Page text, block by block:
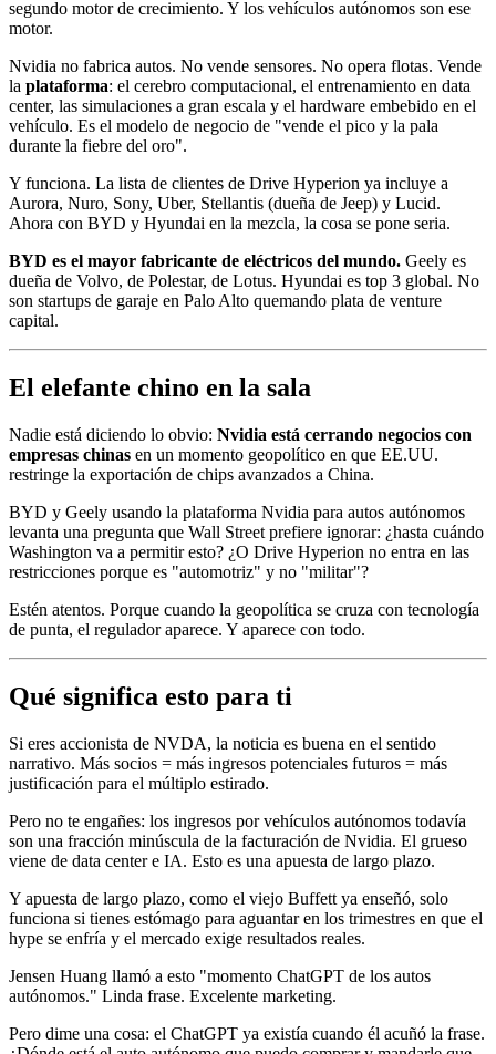
segundo motor de crecimiento. Y los vehículos autónomos son ese
motor.
Nvidia no fabrica autos. No vende sensores. No opera flotas. Vende
la plataforma: el cerebro computacional, el entrenamiento en data
center, las simulaciones a gran escala y el hardware embebido en el
vehículo. Es el modelo de negocio de "vende el pico y la pala
durante la fiebre del oro".
Y funciona. La lista de clientes de Drive Hyperion ya incluye a
Aurora, Nuro, Sony, Uber, Stellantis (dueña de Jeep) y Lucid.
Ahora con BYD y Hyundai en la mezcla, la cosa se pone seria.
BYD es el mayor fabricante de eléctricos del mundo. Geely es
dueña de Volvo, de Polestar, de Lotus. Hyundai es top 3 global. No
son startups de garaje en Palo Alto quemando plata de venture
capital.
El elefante chino en la sala
Nadie está diciendo lo obvio: Nvidia está cerrando negocios con
empresas chinas en un momento geopolítico en que EE.UU.
restringe la exportación de chips avanzados a China.
BYD y Geely usando la plataforma Nvidia para autos autónomos
levanta una pregunta que Wall Street prefiere ignorar: ¿hasta cuándo
Washington va a permitir esto? ¿O Drive Hyperion no entra en las
restricciones porque es "automotriz" y no "militar"?
Estén atentos. Porque cuando la geopolítica se cruza con tecnología
de punta, el regulador aparece. Y aparece con todo.
Qué significa esto para ti
Si eres accionista de NVDA, la noticia es buena en el sentido
narrativo. Más socios = más ingresos potenciales futuros = más
justificación para el múltiplo estirado.
Pero no te engañes: los ingresos por vehículos autónomos todavía
son una fracción minúscula de la facturación de Nvidia. El grueso
viene de data center e IA. Esto es una apuesta de largo plazo.
Y apuesta de largo plazo, como el viejo Buffett ya enseñó, solo
funciona si tienes estómago para aguantar en los trimestres en que el
hype se enfría y el mercado exige resultados reales.
Jensen Huang llamó a esto "momento ChatGPT de los autos
autónomos." Linda frase. Excelente marketing.
Pero dime una cosa: el ChatGPT ya existía cuando él acuñó la frase.